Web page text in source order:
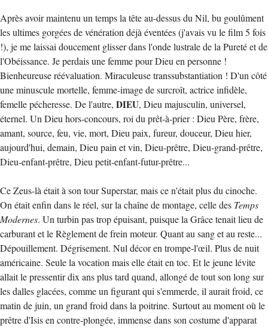
Après avoir maintenu un temps la tête au-dessus du Nil, bu goulûment
les ultimes gorgées de vénération déjà éventées (j'avais vu le film 5 fois
!), je me laissai doucement glisser dans l'onde lustrale de la Pureté et de
l'Obéissance. Je perdais une femme pour Dieu en personne !
Bienheureuse réévaluation. Miraculeuse transsubstantiation ! D'un côté
une minuscule mortelle, femme-image de surcroît, actrice infidèle,
femelle pécheresse. De l'autre, DIEU, Dieu majusculin, universel,
éternel. Un Dieu hors-concours, roi du prêt-à-prier : Dieu Père, frère,
amant, source, feu, vie, mort, Dieu paix, fureur, douceur, Dieu hier,
aujourd'hui, demain, Dieu pain et vin, Dieu-prêtre, Dieu-grand-prêtre,
Dieu-enfant-prêtre, Dieu petit-enfant-futur-prêtre...
Ce Zeus-là était à son tour Superstar, mais ce n'était plus du cinoche.
On était enfin dans le réel, sur la chaîne de montage, celle des Temps
Modernes. Un turbin pas trop épuisant, puisque la Grâce tenait lieu de
carburant et le Règlement de frein moteur. Quant au sang et au reste...
Dépouillement. Dégrisement. Nul décor en trompe-l'œil. Plus de nuit
américaine. Seule la vocation mais elle était en toc. Et le jeune lévite
allait le pressentir dix ans plus tard quand, allongé de tout son long sur
les dalles glacées, comme un figurant qui s'emmerde, il aurait froid, ce
matin de juin, un grand froid dans la poitrine. Surtout au moment où le
prêtre d'Isis en contre-plongée, immense dans son costume d'apparat